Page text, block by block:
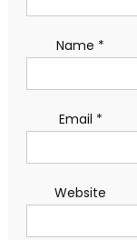
Name *
Email *
Website